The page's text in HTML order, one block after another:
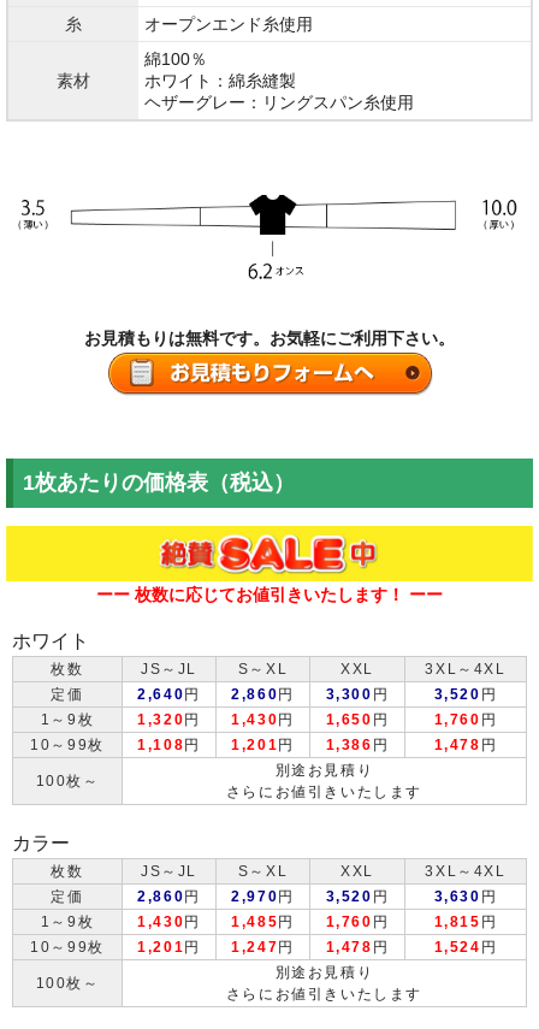
糸
オープンエンド糸使用
素材
綿100％
ホワイト：綿糸縫製
ヘザーグレー：リングスパン糸使用
お見積もりは無料です。お気軽にご利用下さい。
1枚あたりの価格表（税込）
ーー 枚数に応じてお値引きいたします！ ーー
ホワイト
枚数 JS～JL S～XL XXL
3XL～4XL
定価
2,640円 2,860円 3,300 円 3,520 円
1～9枚
1,320円 1,430円 1,650 円 1,760 円
10～99枚
1,108円 1,201円 1,386 円 1,478 円
100枚～
別途お見積り
さらにお値引きいたします
カラー
枚数 JS～JL S～XL XXL
3XL～4XL
定価
2,860円 2,970円 3,520 円 3,630 円
1～9枚
1,430円 1,485円 1,760 円 1,815 円
10～99枚
1,201円 1,247円 1,478 円 1,524 円
100枚～
別途お見積り
さらにお値引きいたします